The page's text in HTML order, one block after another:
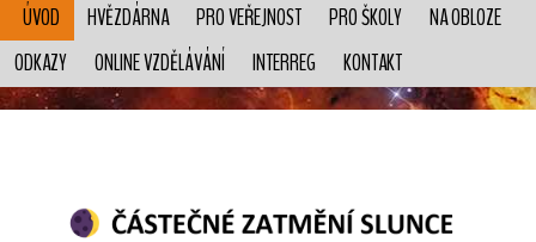
ÚVOD HVĚZDÁRNA PRO VEŘEJNOST PRO ŠKOLY
NA OBLOZE
ODKAZY
ONLINE VZDĚLÁVÁNÍ INTERREG KONTAKT